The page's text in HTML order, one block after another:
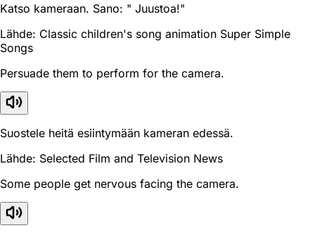
Katso kameraan. Sano: " Juustoa!"
Lähde: Classic children's song animation Super Simple
Songs
Persuade them to perform for the camera.
Suostele heitä esiintymään kameran edessä.
Lähde: Selected Film and Television News
Some people get nervous facing the camera.